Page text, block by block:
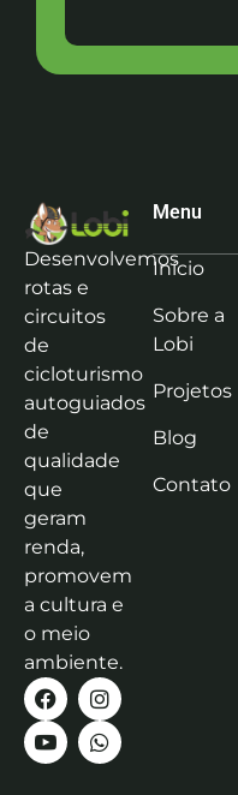
Desenvolvemos
rotas e
circuitos
de
cicloturismo
autoguiados
de
qualidade
que
geram
renda,
promovem
a cultura e
o meio
ambiente.
Menu
Início
Sobre a
Lobi
Projetos
Blog
Contato